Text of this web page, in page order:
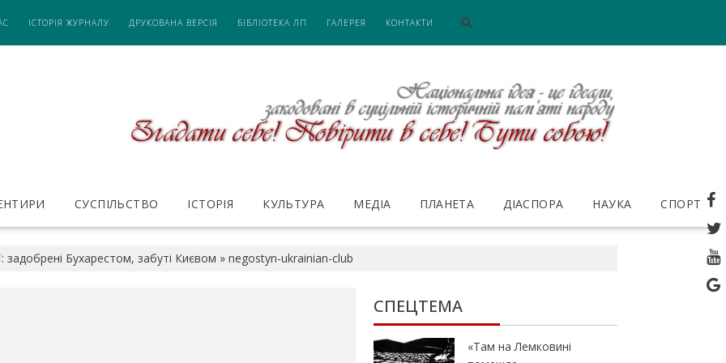
ІСТОРІЯ ЖУРНАЛУ ДРУКОВАНА ВЕРСІЯ БІБЛІОТЕКА ЛП ГАЛЕРЕЯ КОНТАКТИ
СУСПІЛЬСТВО ІСТОРІЯ КУЛЬТУРА МЕДІА ПЛАНЕТА ДІАСПОРА НАУКА СПОРТ
задобрені Бухарестом, забуті Києвом » negostyn-ukrainian-club
СПЕЦТЕМА
«Там на Лемковині